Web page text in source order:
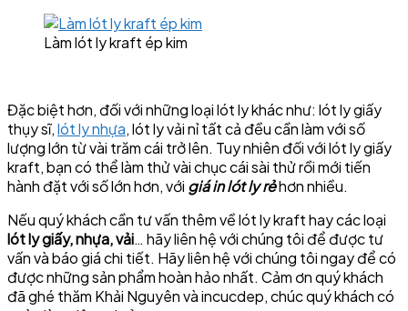
Làm lót ly kraft ép kim
Đặc biệt hơn, đối với những loại lót ly khác như: lót ly giấy
thụy sĩ,lót ly nhựa, lót ly vải nỉ tất cả đều cần làm với số
lượng lớn từ vài trăm cái trở lên. Tuy nhiên đối với lót ly giấy
kraft, bạn có thể làm thử vài chục cái sài thử rồi mới tiến
hành đặt với số lớn hơn, với giá in lót ly rẻhơn nhiều.
Nếu quý khách cần tư vấn thêm về lót ly kraft hay các loại
lót ly giấy, nhựa, vải… hãy liên hệ với chúng tôi để được tư
vấn và báo giá chi tiết. Hãy liên hệ với chúng tôi ngay để có
được những sản phẩm hoàn hảo nhất. Cảm ơn quý khách
đã ghé thăm Khải Nguyên và incucdep, chúc quý khách có